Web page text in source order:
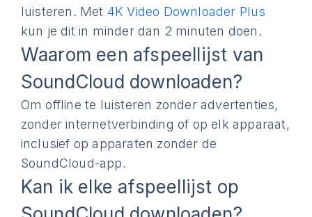
luisteren. Met 4K Video Downloader Plus
kun je dit in minder dan 2 minuten doen.
Waarom een afspeellijst van ​​
SoundCloud downloaden?
Om offline te luisteren zonder advertenties,
zonder internetverbinding of op elk apparaat,
inclusief op apparaten zonder de
SoundCloud-app.
Kan ik elke afspeellijst op